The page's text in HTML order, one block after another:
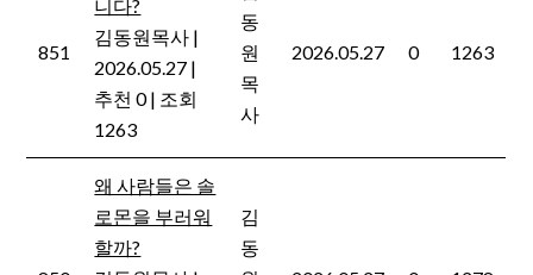
851
니다?
김동원목사 |
2026.05.27 |
추천 0| 조회
1263
동
원
목
사
2026.05.27 0 1263
왜 사람들은 솔
로몬을 부러워
할까?
김
동